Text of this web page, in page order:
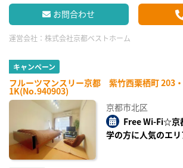
お問合わせ
運営会社： 株式会社京都ベストホーム
キャンペーン
フルーツマンスリー京都 紫竹西栗栖町 203・
1K(No.940903)
京都市北区
Free Wi-Fi☆京
学の方に人気のエ